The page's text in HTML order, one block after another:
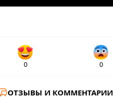
0 0
ОТЗЫВЫ И КОММЕНТАРИИ